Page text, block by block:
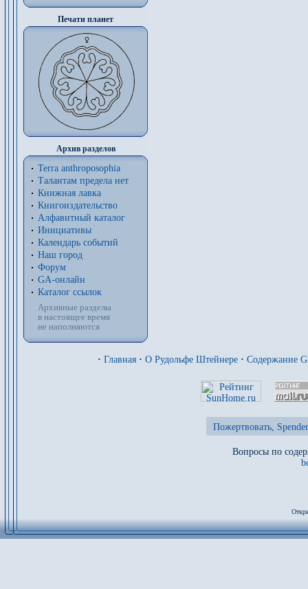
Печати планет
Архив разделов
Terra anthroposophia
Талантам предела нет
Книжная лавка
Книгоиздательство
Алфавитный каталог
Инициативы
Календарь событий
Наш город
Форум
GA-онлайн
Каталог ссылок
Архивные разделы
в настоящее время
не наполняются
· Главная · О Рудольфе Штейнере · Содержание
Пожертвовать,
Вопросы по